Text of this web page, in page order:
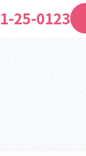
25-0123